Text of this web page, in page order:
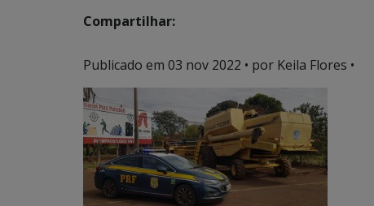
Compartilhar:
Publicado em 03 nov 2022 • por Keila Flores •